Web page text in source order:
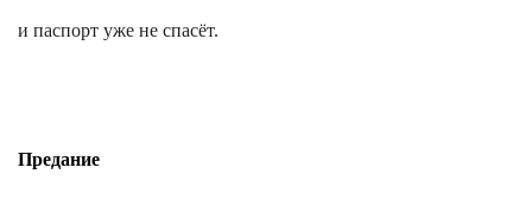
и паспорт уже не спасёт.
Предание